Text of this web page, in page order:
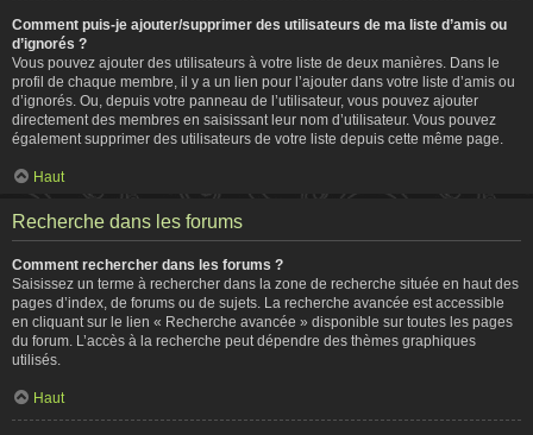
Comment puis-je ajouter/supprimer des utilisateurs de ma liste d’amis ou
d’ignorés ?
Vous pouvez ajouter des utilisateurs à votre liste de deux manières. Dans le
profil de chaque membre, il y a un lien pour l’ajouter dans votre liste d’amis ou
d’ignorés. Ou, depuis votre panneau de l’utilisateur, vous pouvez ajouter
directement des membres en saisissant leur nom d’utilisateur. Vous pouvez
également supprimer des utilisateurs de votre liste depuis cette même page.
Haut
Recherche dans les forums
Comment rechercher dans les forums ?
Saisissez un terme à rechercher dans la zone de recherche située en haut des
pages d’index, de forums ou de sujets. La recherche avancée est accessible
en cliquant sur le lien « Recherche avancée » disponible sur toutes les pages
du forum. L’accès à la recherche peut dépendre des thèmes graphiques
utilisés.
Haut